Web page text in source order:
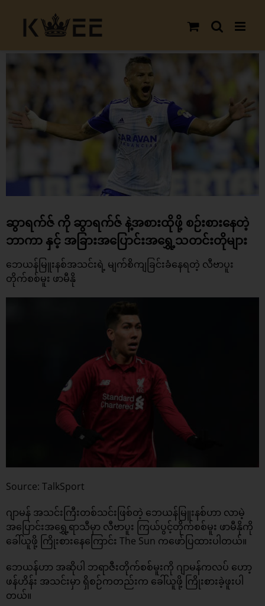
content
ဆွာရက်ဇ် ကို ဆွာရက်ဇ် နဲ့အစားထိုဖို့ စဉ်းစားနေတဲ့
ဘာကာ နှင့် အခြားအပြောင်းအရွှေ့သတင်းတိုများ
ဘေယန်မြူးနစ်အသင်းရဲ့ မျက်စိကျခြင်းခံနေရတဲ့ လီဗာပူး
တိုက်စစ်မူး ဖာမီနို
Source: TalkSport
ဂျာမန် အသင်းကြီးတစ်သင်းဖြစ်တဲ့ ဘေယန်မြူးနစ်ဟာ လာမဲ့
အပြောင်းအရွှေ့ရာသီမှာ လီဗာပူး ကြယ်ပွင့်တိုက်စစ်မူး ဖာမီနိုကို
ခေါ်ယူဖို့ ကြိုးစားနေကြောင်း The Sun ကဖော်ပြထားပါတယ်။
ဘေယန်ဟာ အဆိုပါ ဘရာဇီးတိုက်စစ်မူးကို ဂျာမန်ကလပ် ဟော့
ဖန်ဟိန်း အသင်းမှာ ရှိစဉ်ကတည်းက ခေါ်ယူဖို့ ကြိုးစားခဲ့ဖူးပါ
တယ်။